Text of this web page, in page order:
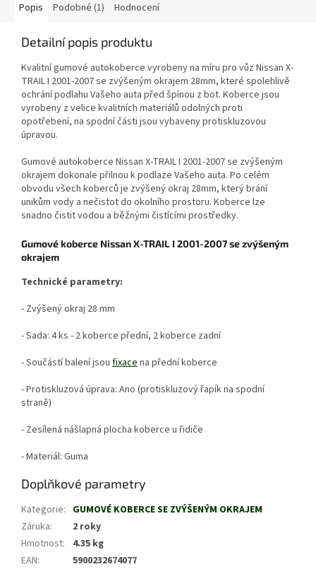
Popis Podobné (1) Hodnocení
Detailní popis produktu
Kvalitní gumové autokoberce vyrobeny na míru pro vůz Nissan X-
TRAIL I 2001-2007 se zvýšeným okrajem 28mm, které spolehlivě
ochrání podlahu Vašeho auta před špínou z bot. Koberce jsou
vyrobeny z velice kvalitních materiálů odolných proti
opotřebení, na spodní části jsou vybaveny protiskluzovou
úpravou.
Gumové autokoberce Nissan X-TRAIL I 2001-2007 se zvýšeným
okrajem dokonale přilnou k podlaze Vašeho auta. Po celém
obvodu všech koberců je zvýšený okraj 28mm, který brání
unikům vody a nečistot do okolního prostoru. Koberce lze
snadno čistit vodou a běžnými čistícími prostředky.
Gumové koberce Nissan X-TRAIL I 2001-2007 se zvýšeným
okrajem
Technické parametry:
- Zvýšený okraj 28 mm
- Sada: 4 ks - 2 koberce přední, 2 koberce zadní
- Součástí balení jsou fixacena přední koberce
- Protiskluzová úprava: Ano (protiskluzový řapík na spodní
straně)
- Zesílená nášlapná plocha koberce u řidiče
- Materiál: Guma
Doplňkové parametry
Kategorie: GUMOVÉ KOBERCE SE ZVÝŠENÝM OKRAJEM
Záruka:
2 roky
Hmotnost:
4.35 kg
EAN: 5900232674077